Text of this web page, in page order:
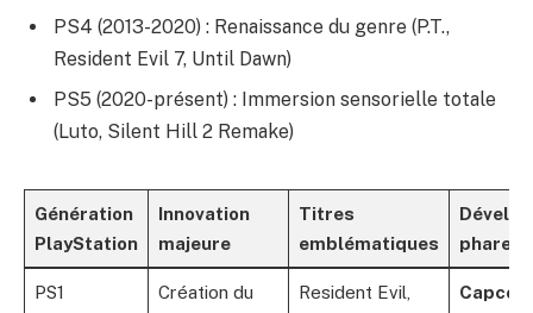
PS4 (2013-2020) : Renaissance du genre (P.T.,
Resident Evil 7, Until Dawn)
PS5 (2020-présent) : Immersion sensorielle totale
(Luto, Silent Hill 2 Remake)
Génération
PlayStation
Innovation
majeure
Titres
emblématiques
phares
PS1
Création du
Resident Evil,
Capcom